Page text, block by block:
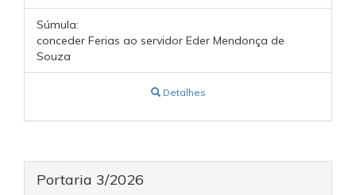
Súmula:
conceder Ferias ao servidor Eder Mendonça de
Souza
Detalhes
Portaria 3/2026